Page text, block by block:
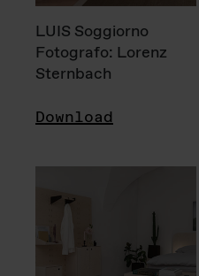
LUIS Soggiorno
Fotografo: Lorenz
Sternbach
Download